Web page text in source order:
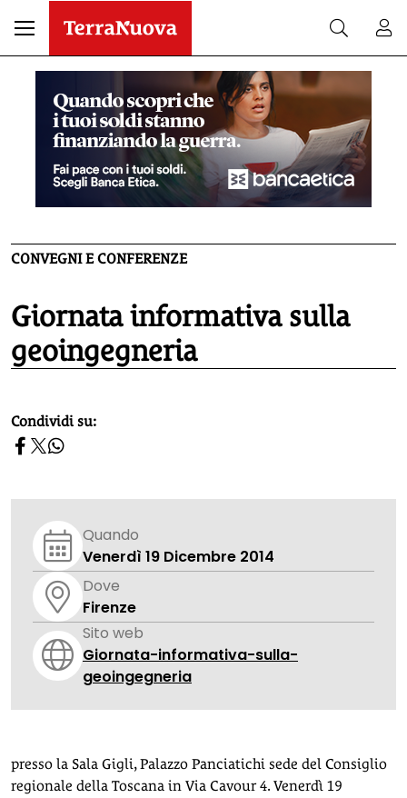
CONVEGNI E CONFERENZE
Giornata informativa sulla
geoingegneria
homepage h2
Condividi su:
Quando
Venerdì 19 Dicembre 2014
Dove
Firenze
Sito web
Giornata-informativa-sulla-
geoingegneria
presso la Sala Gigli, Palazzo Panciatichi sede del Consiglio
regionale della Toscana in Via Cavour 4. Venerdì 19